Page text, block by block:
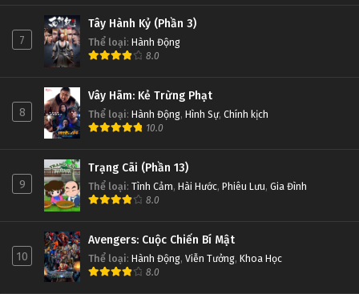
7
Tây Hành Kỷ (Phần 3)
Thể loại: Hành Động
8.0
8
Vây Hãm: Kẻ Trừng Phạt
Thể loại: Hành Động, Hình Sự, Chính kịch
10.0
9
Trạng Cãi (Phần 13)
Thể loại: Tình Cảm, Hài Hước, Phiêu Lưu, Gia Đình
8.0
10
Avengers: Cuộc Chiến Bí Mật
Thể loại: Hành Động, Viễn Tưởng, Khoa Học
8.0